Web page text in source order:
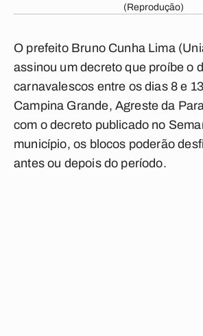
(Reprodução)
O prefeito Bruno Cunha Lima
assinou um decreto que proíbe o
carnavalescos entre os dias 8 e
Campina Grande, Agreste da
com o decreto publicado no
município, os blocos poderão
antes ou depois do período.